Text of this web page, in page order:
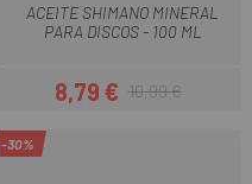
ACEITE SHIMANO MINERAL
PARA DISCOS - 100 ML
Precio
8,79 €Precio regular
10,99 €
-30%